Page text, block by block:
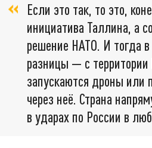
Если это так, то это,
инициатива Таллина, а
решение НАТО. И тогда
разницы — с территории
запускаются дроны или
через неё. Страна
в ударах по России в